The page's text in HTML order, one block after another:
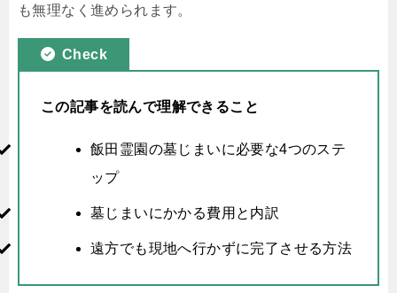
も無理なく進められます。
Check
この記事を読んで理解できること
飯田霊園の墓じまいに必要な4つのステ
ップ
墓じまいにかかる費用と内訳
遠方でも現地へ行かずに完了させる方法